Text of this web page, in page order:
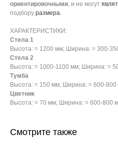
ориентировочными, и не могут
подбору размера.
ХАРАКТЕРИСТИКИ:
Стела 1
Высота: ≈ 1200 мм; Ширина: ≈ 300-
Стела 2
Высота: ≈ 1000-1100 мм; Ширина: ≈
Тумба
Высота: ≈ 150 мм; Ширина: ≈ 600-
Цветник
Высота: ≈ 70 мм; Ширина: ≈ 600-800
Смотрите также